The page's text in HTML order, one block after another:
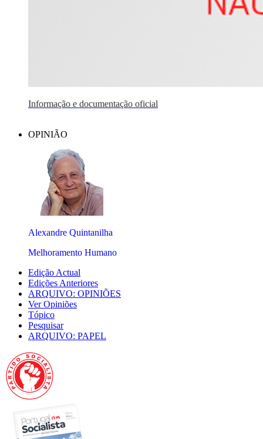
Informação e documentação oficial
OPINIÃO
Alexandre Quintanilha
Melhoramento Humano
Edição Actual
Edições Anteriores
ARQUIVO: OPINIÕES
Ver Opiniões
Tópico
Pesquisar
ARQUIVO: PAPEL